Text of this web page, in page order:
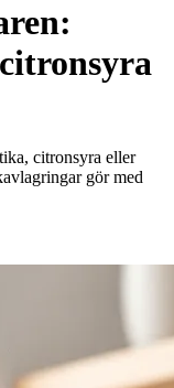
citronsyra eller
gör med